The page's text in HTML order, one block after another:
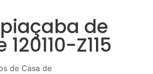
de
Z115
de Casa de